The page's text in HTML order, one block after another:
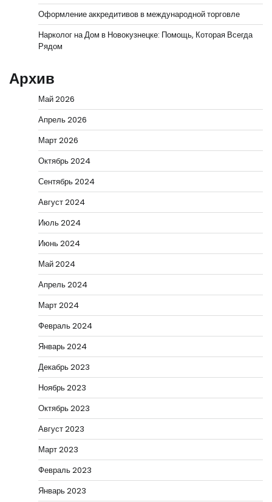
Оформление аккредитивов в международной торговле
Нарколог на Дом в Новокузнецке: Помощь, Которая Всегда
Рядом
Архив
Май 2026
Апрель 2026
Март 2026
Октябрь 2024
Сентябрь 2024
Август 2024
Июль 2024
Июнь 2024
Май 2024
Апрель 2024
Март 2024
Февраль 2024
Январь 2024
Декабрь 2023
Ноябрь 2023
Октябрь 2023
Август 2023
Март 2023
Февраль 2023
Январь 2023